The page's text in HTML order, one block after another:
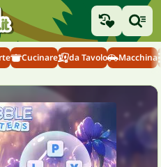
Cucinare da Tavolo Macchina